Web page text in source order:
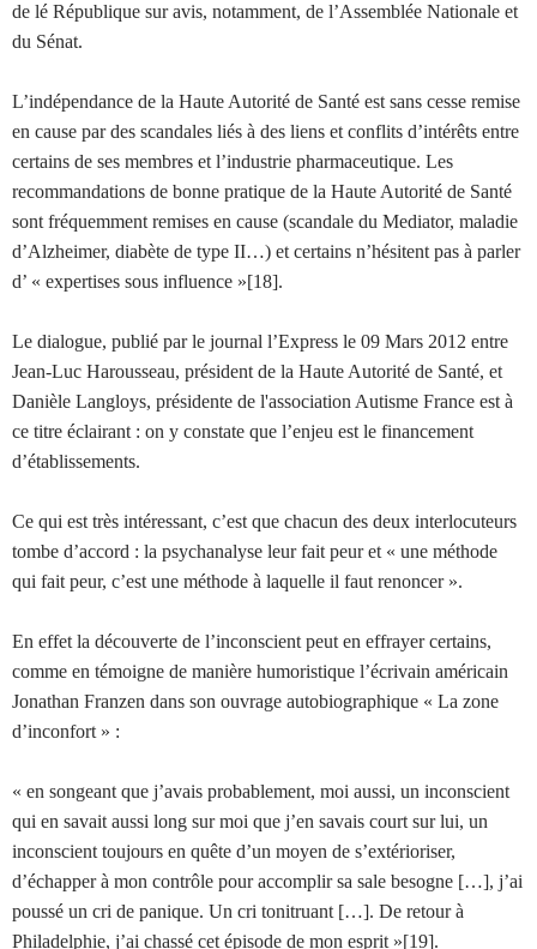
de lé République sur avis, notamment, de l’Assemblée Nationale et
du Sénat.
L’indépendance de la Haute Autorité de Santé est sans cesse remise
en cause par des scandales liés à des liens et conflits d’intérêts entre
certains de ses membres et l’industrie pharmaceutique. Les
recommandations de bonne pratique de la Haute Autorité de Santé
sont fréquemment remises en cause (scandale du Mediator, maladie
d’Alzheimer, diabète de type II…) et certains n’hésitent pas à parler
d’ « expertises sous influence »[18].
Le dialogue, publié par le journal l’Express le 09 Mars 2012 entre
Jean-Luc Harousseau, président de la Haute Autorité de Santé, et
Danièle Langloys, présidente de l'association Autisme France est à
ce titre éclairant : on y constate que l’enjeu est le financement
d’établissements.
Ce qui est très intéressant, c’est que chacun des deux interlocuteurs
tombe d’accord : la psychanalyse leur fait peur et « une méthode
qui fait peur, c’est une méthode à laquelle il faut renoncer ».
En effet la découverte de l’inconscient peut en effrayer certains,
comme en témoigne de manière humoristique l’écrivain américain
Jonathan Franzen dans son ouvrage autobiographique « La zone
d’inconfort » :
« en songeant que j’avais probablement, moi aussi, un inconscient
qui en savait aussi long sur moi que j’en savais court sur lui, un
inconscient toujours en quête d’un moyen de s’extérioriser,
d’échapper à mon contrôle pour accomplir sa sale besogne […], j’ai
poussé un cri de panique. Un cri tonitruant […]. De retour à
Philadelphie, j’ai chassé cet épisode de mon esprit »[19].